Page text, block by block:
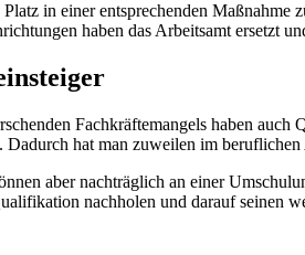
in einer entsprechenden
haben das Arbeitsamt ersetzt
Fachkräftemangels haben
hat man zuweilen im
aber nachträglich an einer
nachholen und darauf seinen